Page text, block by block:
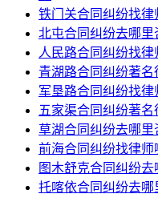
铁门关合同纠纷找
北屯合同纠纷去哪
人民路合同纠纷找
青湖路合同纠纷著
军垦路合同纠纷找
五家渠合同纠纷著
草湖合同纠纷去哪
前海合同纠纷找律
图木舒克合同纠纷
托喀依合同纠纷去